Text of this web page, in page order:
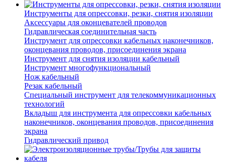
Инструменты для опрессовки, резки, снятия изоляции
Аксессуары для оконцевателей проводов
Гидравлическая соединительная часть
Инструмент для опрессовки кабельных наконечников,
оконцевания проводов, присоединения экрана
Инструмент для снятия изоляции кабельный
Инструмент многофункциональный
Нож кабельный
Резак кабельный
Специальный инструмент для телекоммуникационных
технологий
Вкладыш для инструмента для опрессовки кабельных
наконечников, оконцевания проводов, присоединения
экрана
Гидравлический привод